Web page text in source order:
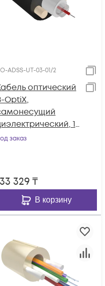
ADSS-UT-03-01/2
оптический
OptiX,
1
3.0кН, FRP
заказ
329 ₸
В корзину